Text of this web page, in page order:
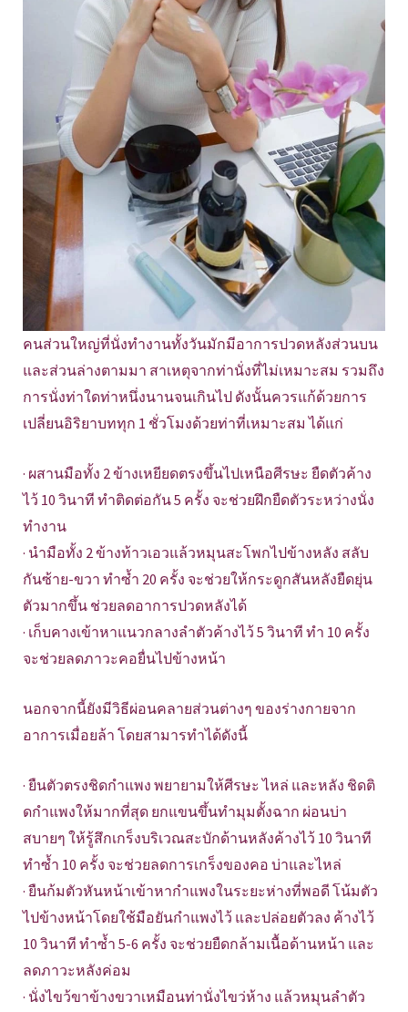
คนส่วนใหญ่ที่นั่งทำงานทั้งวันมักมีอาการปวดหลังส่วนบน
และส่วนล่างตามมา สาเหตุจากท่านั่งที่ไม่เหมาะสม รวมถึง
การนั่งท่าใดท่าหนึ่งนานจนเกินไป ดังนั้นควรแก้ด้วยการ
เปลี่ยนอิริยาบททุก 1 ชั่วโมงด้วยท่าที่เหมาะสม ได้แก่
· ผสานมือทั้ง 2 ข้างเหยียดตรงขึ้นไปเหนือศีรษะ ยืดตัวค้าง
ไว้ 10 วินาที ทำติดต่อกัน 5 ครั้ง จะช่วยฝึกยืดตัวระหว่างนั่ง
ทำงาน
· นำมือทั้ง 2 ข้างท้าวเอวแล้วหมุนสะโพกไปข้างหลัง สลับ
กันซ้าย-ขวา ทำซ้ำ 20 ครั้ง จะช่วยให้กระดูกสันหลังยืดยุ่น
ตัวมากขึ้น ช่วยลดอาการปวดหลังได้
· เก็บคางเข้าหาแนวกลางลำตัวค้างไว้ 5 วินาที ทํา 10 ครั้ง
จะช่วยลดภาวะคอยื่นไปข้างหน้า
นอกจากนี้ยังมีวิธีผ่อนคลายส่วนต่างๆ ของร่างกายจาก
อาการเมื่อยล้า โดยสามารทำได้ดังนี้
· ยืนตัวตรงชิดกําแพง พยายามให้ศีรษะ ไหล่ และหลัง ชิดติ
ดกําแพงให้มากที่สุด ยกแขนขึ้นทํามุมตั้งฉาก ผ่อนบ่า
สบายๆ ให้รู้สึกเกร็งบริเวณสะบักด้านหลังค้างไว้ 10 วินาที
ทําซํ้า 10 ครั้ง จะช่วยลดการเกร็งของคอ บ่าและไหล่
· ยืนก้มตัวหันหน้าเข้าหากำแพงในระยะห่างที่พอดี โน้มตัว
ไปข้างหน้าโดยใช้มือยันกําแพงไว้ และปล่อยตัวลง ค้างไว้
10 วินาที ทําซํ้า 5-6 ครั้ง จะช่วยยืดกล้ามเนื้อด้านหน้า และ
ลดภาวะหลังค่อม
· นั่งไขว้ขาข้างขวาเหมือนท่านั่งไขว่ห้าง แล้วหมุนลําตัว